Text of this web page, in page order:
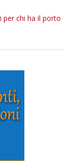
per chi ha il porto